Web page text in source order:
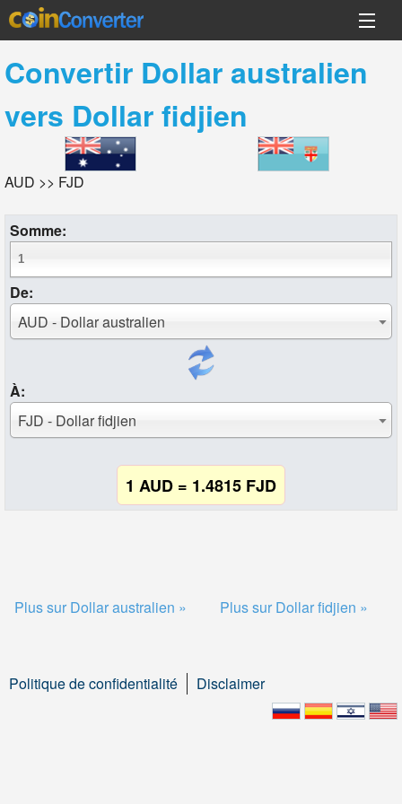
Convertir Dollar australien
vers Dollar fidjien
AUD >> FJD
Somme:
De:
AUD - Dollar australien
À:
FJD - Dollar fidjien
1 AUD = 1.4815 FJD
Plus sur Dollar australien » Plus sur Dollar fidjien »
Politique de confidentialité Disclaimer